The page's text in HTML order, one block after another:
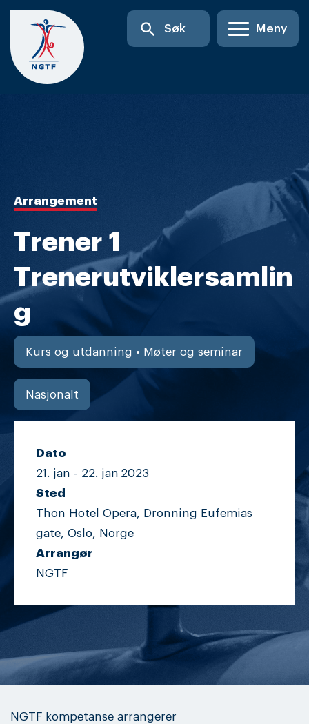
Skip
content
search Søk Meny
Arrangement
Trener 1
Trenerutviklersamlin
g
Kurs og utdanning • Møter og seminar
Nasjonalt
Dato
21. jan - 22. jan 2023
Sted
Thon Hotel Opera, Dronning Eufemias
gate, Oslo, Norge
Arrangør
NGTF
NGTF kompetanse arrangerer